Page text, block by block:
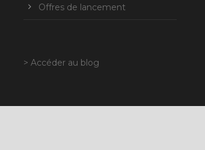
Offres de lancement
> Accéder au blog